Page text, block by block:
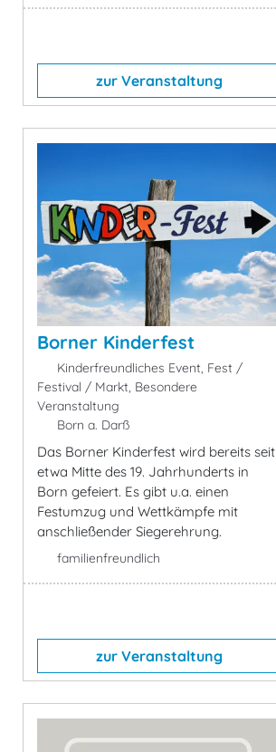
zur Veranstaltung
Borner Kinderfest
Kinderfreundliches Event, Fest /
Festival / Markt, Besondere
Veranstaltung
Born a. Darß
Das Borner Kinderfest wird bereits seit
etwa Mitte des 19. Jahrhunderts in
Born gefeiert. Es gibt u.a. einen
Festumzug und Wettkämpfe mit
anschließender Siegerehrung.
familienfreundlich
zur Veranstaltung